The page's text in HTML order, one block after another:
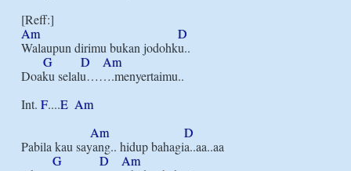
Am
D
Walaupun dirimu bukan jodohku..
G
D
Am
Doaku selalu…….menyertaimu..
Int. F....E Am
Am
D
Pabila kau sayang.. hidup bahagia..aa..aa
G
D
Am